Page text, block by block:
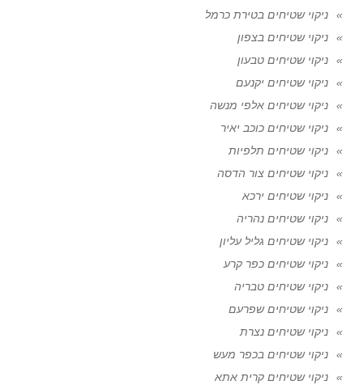
ניקוי שטיחים בטירת כרמל
ניקוי שטיחים בצפון
ניקוי שטיחים טבעון
ניקוי שטיחים יקנעם
ניקוי שטיחים אלפי מנשה
ניקוי שטיחים כוכב יאיר
ניקוי שטיחים תלפיות
ניקוי שטיחים צור הדסה
ניקוי שטיחים ירכא
ניקוי שטיחים נהריה
ניקוי שטיחים גליל עליון
ניקוי שטיחים כפר קרע
ניקוי שטיחים טבריה
ניקוי שטיחים שפרעם
ניקוי שטיחים נצרת
ניקוי שטיחים בכפר מעש
ניקוי שטיחים קרית אתא